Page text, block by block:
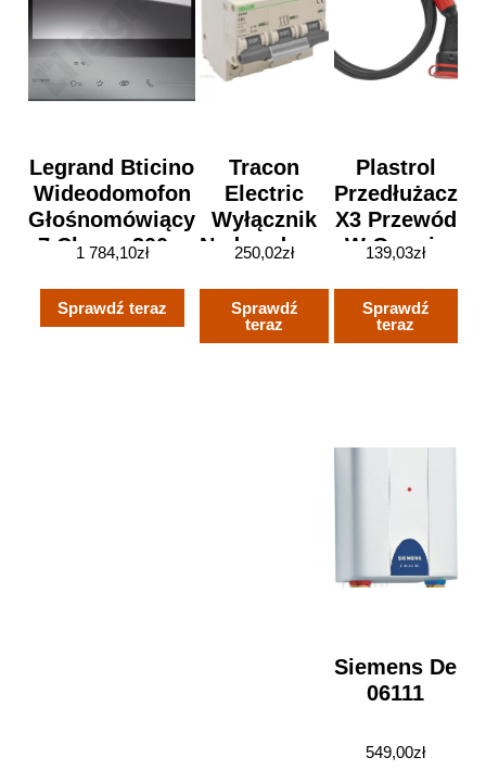
Legrand Bticino
Wideodomofon
Głośnomówiący
7 Classe 300 –
1 784,10zł
Sprawdź teraz
Plastrol
Przedłużacz
X3 Przewód
W Oponie
H05Rr-F
Czarna
3X1,5Mm2
139,03zł
Sprawdź
teraz
Tracon
Electric
Wyłącznik
Nadprądowy
(Evoh380)
250,02zł
Sprawdź
teraz
Siemens De
06111
549,00zł